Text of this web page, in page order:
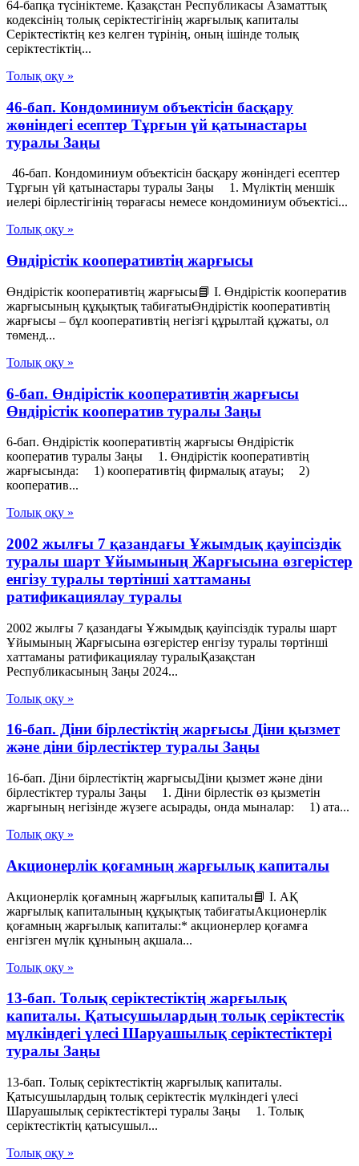
64-бапқа түсініктеме. Қазақстан Республикасы Азаматтық
кодексінің толық серіктестігінің жарғылық капиталы
Серіктестіктің кез келген түрінің, оның ішінде толық
серіктестіктің...
Толық оқу »
46-бап. Кондоминиум объектісін басқару
жөніндегі есептер Тұрғын үй қатынастары
туралы Заңы
46-бап. Кондоминиум объектісін басқару жөніндегі есептер
Тұрғын үй қатынастары туралы Заңы 1. Мүліктің меншік
иелері бірлестігінің төрағасы немесе кондоминиум объектісі...
Толық оқу »
Өндірістік кооперативтің жарғысы
Өндірістік кооперативтің жарғысы📘 I. Өндірістік кооператив
жарғысының құқықтық табиғатыӨндірістік кооперативтің
жарғысы – бұл кооперативтің негізгі құрылтай құжаты, ол
төменд...
Толық оқу »
6-бап. Өндiрiстiк кооперативтiң жарғысы
Өндiрiстiк кооператив туралы Заңы
6-бап. Өндiрiстiк кооперативтiң жарғысы Өндiрiстiк
кооператив туралы Заңы 1. Өндiрiстiк кооперативтiң
жарғысында: 1) кооперативтiң фирмалық атауы; 2)
кооператив...
Толық оқу »
2002 жылғы 7 қазандағы Ұжымдық қауіпсіздік
туралы шарт Ұйымының Жарғысына өзгерістер
енгізу туралы төртінші хаттаманы
ратификациялау туралы
2002 жылғы 7 қазандағы Ұжымдық қауіпсіздік туралы шарт
Ұйымының Жарғысына өзгерістер енгізу туралы төртінші
хаттаманы ратификациялау туралыҚазақстан
Республикасының Заңы 2024...
Толық оқу »
16-бап. Дiни бiрлестiктiң жарғысы Діни қызмет
және діни бірлестіктер туралы Заңы
16-бап. Дiни бiрлестiктiң жарғысыДіни қызмет және діни
бірлестіктер туралы Заңы 1. Дiни бiрлестiк өз қызметiн
жарғының негiзiнде жүзеге асырады, онда мыналар: 1) ата...
Толық оқу »
Акционерлік қоғамның жарғылық капиталы
Акционерлік қоғамның жарғылық капиталы📘 I. АҚ
жарғылық капиталының құқықтық табиғатыАкционерлік
қоғамның жарғылық капиталы:* акционерлер қоғамға
енгізген мүлік құнының ақшала...
Толық оқу »
13-бап. Толық серiктестiктiң жарғылық
капиталы. Қатысушылардың толық серiктестiк
мүлкiндегi үлесi Шаруашылық серіктестіктері
туралы Заңы
13-бап. Толық серiктестiктiң жарғылық капиталы.
Қатысушылардың толық серiктестiк мүлкiндегi үлесi
Шаруашылық серіктестіктері туралы Заңы 1. Толық
серiктестiктiң қатысушыл...
Толық оқу »